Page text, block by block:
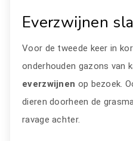
Everzwijnen
Voor de tweede keer in
onderhouden gazons van
everzwijnen op bezoek.
dieren doorheen de
ravage achter.